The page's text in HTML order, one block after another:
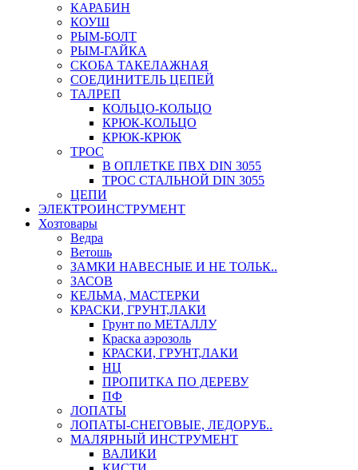
КАРАБИН
КОУШ
РЫМ-БОЛТ
РЫМ-ГАЙКА
СКОБА ТАКЕЛАЖНАЯ
СОЕДИНИТЕЛЬ ЦЕПЕЙ
ТАЛРЕП
КОЛЬЦО-КОЛЬЦО
КРЮК-КОЛЬЦО
КРЮК-КРЮК
ТРОС
В ОПЛЕТКЕ ПВХ DIN 3055
ТРОС СТАЛЬНОЙ DIN 3055
ЦЕПИ
ЭЛЕКТРОИНСТРУМЕНТ
Хозтовары
Ведра
Ветошь
ЗАМКИ НАВЕСНЫЕ И НЕ ТОЛЬК..
ЗАСОВ
КЕЛЬМА, МАСТЕРКИ
КРАСКИ, ГРУНТ,ЛАКИ
Грунт по МЕТАЛЛУ
Краска аэрозоль
КРАСКИ, ГРУНТ,ЛАКИ
НЦ
ПРОПИТКА ПО ДЕРЕВУ
ПФ
ЛОПАТЫ
ЛОПАТЫ-СНЕГОВЫЕ, ЛЕДОРУБ..
МАЛЯРНЫЙ ИНСТРУМЕНТ
ВАЛИКИ